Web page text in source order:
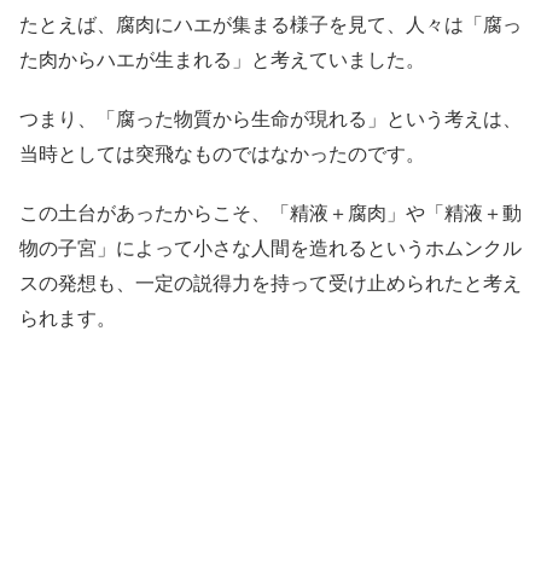
たとえば、腐肉にハエが集まる様子を見て、人々は「腐っ
た肉からハエが生まれる」と考えていました。
つまり、「腐った物質から生命が現れる」という考えは、
当時としては突飛なものではなかったのです。
この土台があったからこそ、「精液＋腐肉」や「精液＋動
物の子宮」によって小さな人間を造れるというホムンクル
スの発想も、一定の説得力を持って受け止められたと考え
られます。